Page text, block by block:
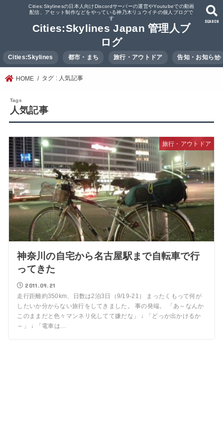
Cities:Skylinesの日本人向けDiscordサーバーの運営やYoutubeでの動画
配信、アセット制作などをやっている神乃木リュウイチの個人ブログで
す
Cities:Skylines Japan 管理人ブ
ログ
SEARCH
Cities:Skylines 都市・まち 旅行・アウトドア 告知・お知らせ
HOME タグ : 人気記事
人気記事
旅行・アウトドア
神奈川の自宅から名古屋駅まで自転車で行
ってきた
2011.09.21
走行距離約350km、日数は2泊3日（9/19-21） まったくもって何が
したいか分からない旅行をしてきました。 事の発端。 「あ～なんか
このままだと色々マンネリ化してて嫌だな」 ↓ 「どっか出かけるか
～」 ↓ 「電車は…